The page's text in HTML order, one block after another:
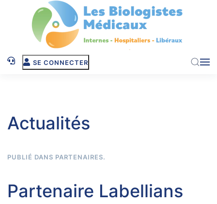
Skip to main content
SE CONNECTER
Actualités
PUBLIÉ DANS PARTENAIRES.
Partenaire Labellians